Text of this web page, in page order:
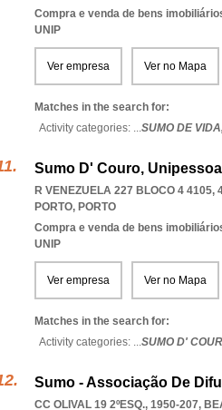
Compra e venda de bens
UNIP
Ver empresa Ver no Mapa
Matches in the search for:
Activity categories: ...SUMO DE
Sumo D' Couro,
R VENEZUELA 227 BLOCO 4 4105,
PORTO, PORTO
Compra e venda de bens
UNIP
Ver empresa Ver no Mapa
Matches in the search for:
Activity categories: ...SUMO D'
Sumo - Associação De
CC OLIVAL 19 2ºESQ., 1950-207,